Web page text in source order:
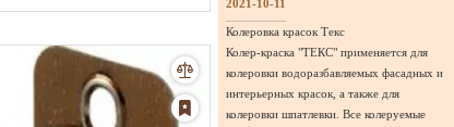
2021-10-11
Колеровка красок Текс
Колер-краска "ТЕКС" применяется для
колеровки водоразбавляемых фасадных и
интерьерных красок, а также для
колеровки шпатлевки. Все колеруемые